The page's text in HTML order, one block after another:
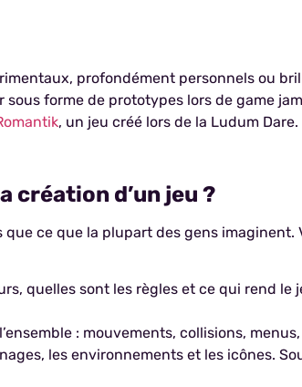
profondément personnels ou
forme de prototypes lors de game
, un jeu créé lors de la Ludum Dare.
création d’un jeu ?
ce que la plupart des gens imaginent.
quelles sont les règles et ce qui rend le
: mouvements, collisions,
les environnements et les icônes.